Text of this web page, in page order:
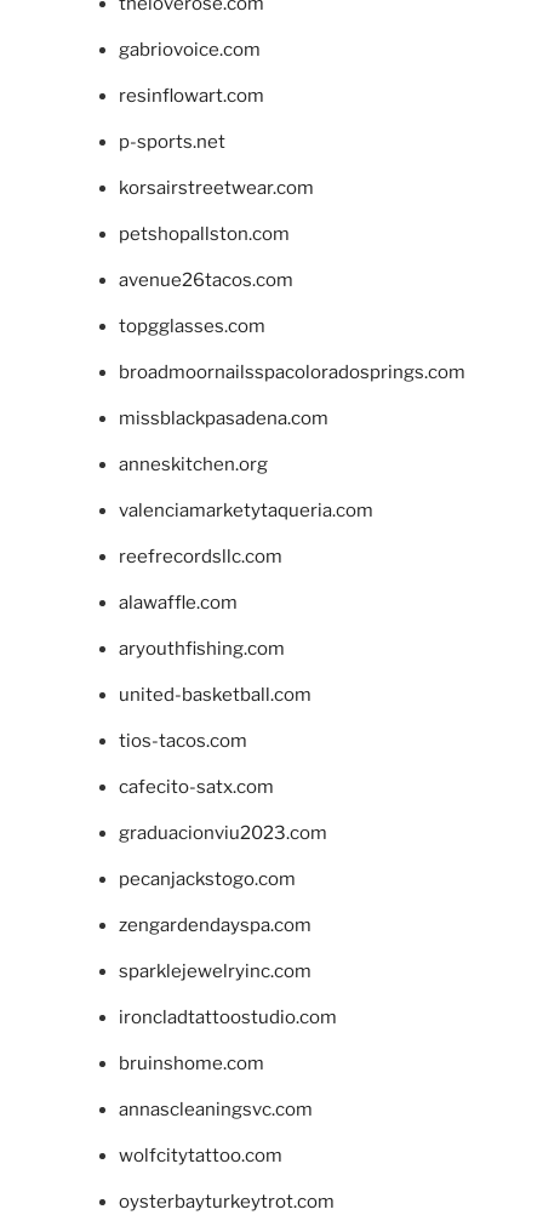
gabriovoice.com
resinflowart.com
p-sports.net
korsairstreetwear.com
petshopallston.com
avenue26tacos.com
topgglasses.com
broadmoornailsspacoloradosprings.com
missblackpasadena.com
anneskitchen.org
valenciamarketytaqueria.com
reefrecordsllc.com
alawaffle.com
aryouthfishing.com
united-basketball.com
tios-tacos.com
cafecito-satx.com
graduacionviu2023.com
pecanjackstogo.com
zengardendayspa.com
sparklejewelryinc.com
ironcladtattoostudio.com
bruinshome.com
annascleaningsvc.com
wolfcitytattoo.com
oysterbayturkeytrot.com